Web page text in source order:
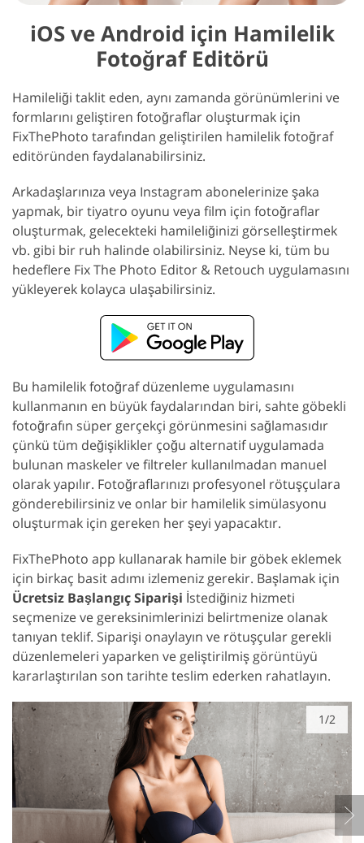
iOS ve Android için Hamilelik
Fotoğraf Editörü
Hamileliği taklit eden, aynı zamanda görünümlerini ve
formlarını geliştiren fotoğraflar oluşturmak için
FixThePhoto tarafından geliştirilen hamilelik fotoğraf
editöründen faydalanabilirsiniz.
Arkadaşlarınıza veya Instagram abonelerinize şaka
yapmak, bir tiyatro oyunu veya film için fotoğraflar
oluşturmak, gelecekteki hamileliğinizi görselleştirmek
vb. gibi bir ruh halinde olabilirsiniz. Neyse ki, tüm bu
hedeflere Fix The Photo Editor & Retouch uygulamasını
yükleyerek kolayca ulaşabilirsiniz.
Bu hamilelik fotoğraf düzenleme uygulamasını
kullanmanın en büyük faydalarından biri, sahte göbekli
fotoğrafın süper gerçekçi görünmesini sağlamasıdır
çünkü tüm değişiklikler çoğu alternatif uygulamada
bulunan maskeler ve filtreler kullanılmadan manuel
olarak yapılır. Fotoğraflarınızı profesyonel rötuşçulara
gönderebilirsiniz ve onlar bir hamilelik simülasyonu
oluşturmak için gereken her şeyi yapacaktır.
FixThePhoto app kullanarak hamile bir göbek eklemek
için birkaç basit adımı izlemeniz gerekir. Başlamak için
Ücretsiz Başlangıç Siparişi İstediğiniz hizmeti
seçmenize ve gereksinimlerinizi belirtmenize olanak
tanıyan teklif. Siparişi onaylayın ve rötuşçular gerekli
düzenlemeleri yaparken ve geliştirilmiş görüntüyü
kararlaştırılan son tarihte teslim ederken rahatlayın.
1/2